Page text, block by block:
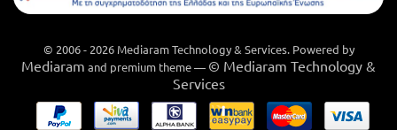
© 2006 - 2026 Mediaram Technology & Services. Powered by
Mediaram and premium theme — © Mediaram Technology &
Services